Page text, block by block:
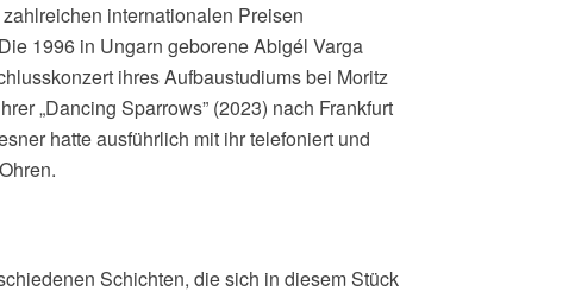
internationalen Preisen
1996 in Ungarn geborene Abigél Varga
ihres Aufbaustudiums bei Moritz
„Dancing Sparrows” (2023) nach Frankfurt
hatte ausführlich mit ihr telefoniert und
Schichten, die sich in diesem Stück